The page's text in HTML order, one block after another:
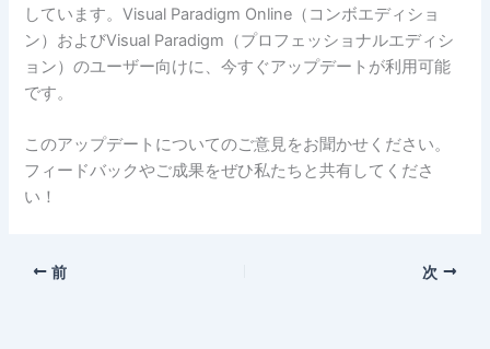
しています。Visual Paradigm Online（コンボエディショ
ン）およびVisual Paradigm（プロフェッショナルエディシ
ョン）のユーザー向けに、今すぐアップデートが利用可能
です。
このアップデートについてのご意見をお聞かせください。
フィードバックやご成果をぜひ私たちと共有してくださ
い！
前 次